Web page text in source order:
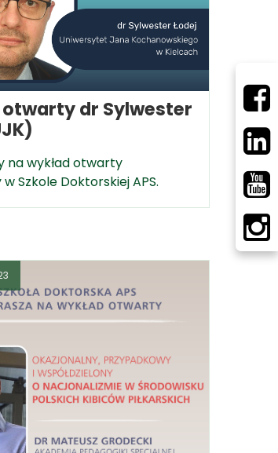
otwarty dr Sylwester
na wykład otwarty
Szkole Doktorskiej APS.